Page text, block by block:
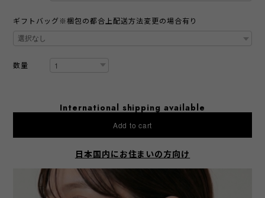
ギフトバッグ※梱包の都合上配送方法変更の場合有り
数量
International shipping available
Add to cart
日本国内にお住まいの方向け